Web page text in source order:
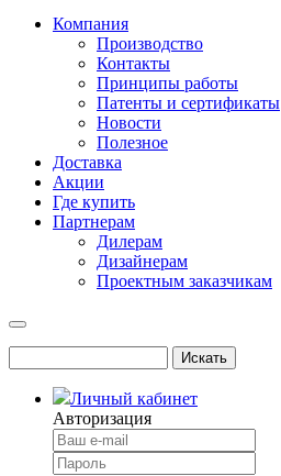
Компания
Производство
Контакты
Принципы работы
Патенты и сертификаты
Новости
Полезное
Доставка
Акции
Где купить
Партнерам
Дилерам
Дизайнерам
Проектным заказчикам
Личный кабинет
Авторизация